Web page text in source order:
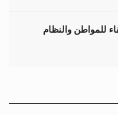
للمواطن والنظام